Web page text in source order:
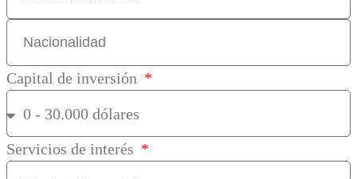
Capital de inversión
Servicios de interés